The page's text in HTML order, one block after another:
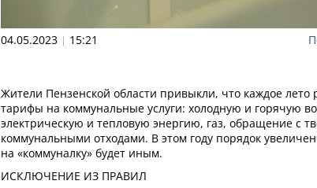
04.05.2023 | 15:21
Жители Пензенской области привыкли, что каждое лето
тарифы на коммунальные услуги: холодную и горячую
электрическую и тепловую энергию, газ, обращение с
коммунальными отходами. В этом году порядок
на «коммуналку» будет иным.
ИСКЛЮЧЕНИЕ ИЗ ПРАВИЛ